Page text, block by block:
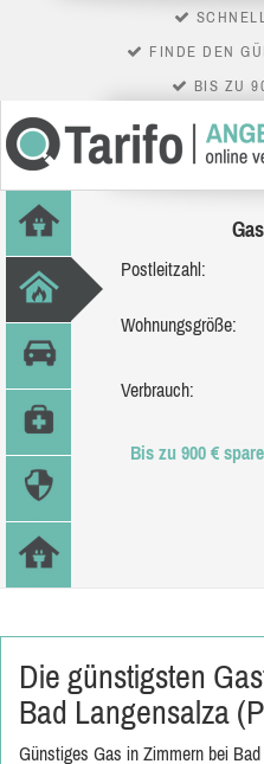
FINDE DEN
BIS ZU
Postleitzahl:
Wohnungsgröße:
Verbrauch:
Bis zu 900 €
Die günstigsten
Bad Langensalza
Günstiges Gas in Zimmern bei